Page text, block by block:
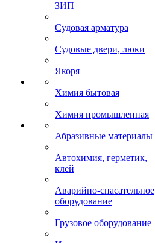
ЗИП
Судовая арматура
Судовые двери, люки
Якоря
Химия бытовая
Химия промышленная
Абразивные материалы
Автохимия, герметик,
клей
Аварийно-спасательное
оборудование
Грузовое оборудование